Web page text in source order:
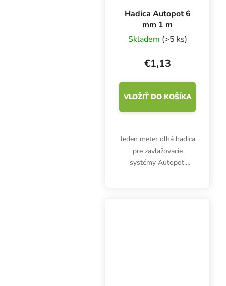
Hadica Autopot 6
mm 1 m
Skladem (>5 ks)
€1,13
VLOŽIŤ DO KOŠÍKA
Jeden meter dlhá hadica
pre zavlažovacie
systémy Autopot.